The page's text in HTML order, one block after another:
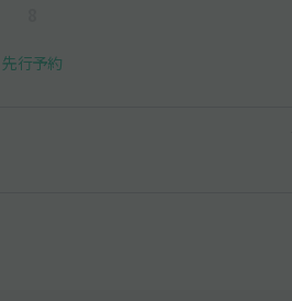
先行予約